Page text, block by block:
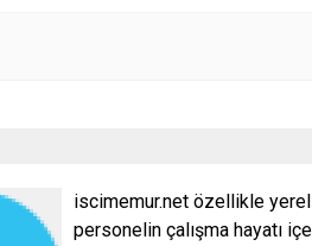
iscimemur.net özellikle
personelin çalışma hayatı